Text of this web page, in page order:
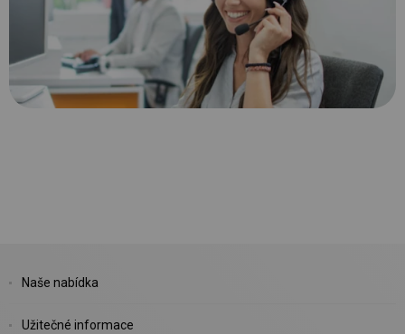
Naše nabídka
Užitečné informace